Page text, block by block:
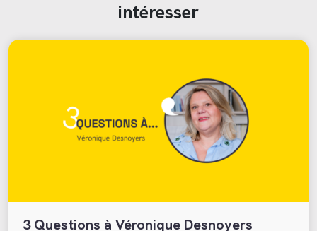
intéresser
3 Questions à Véronique Desnoyers